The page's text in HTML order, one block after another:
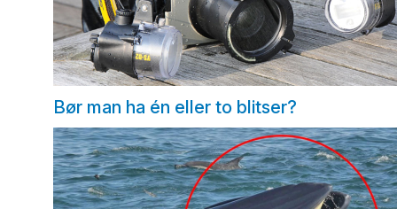
Bør man ha én eller to blitser?